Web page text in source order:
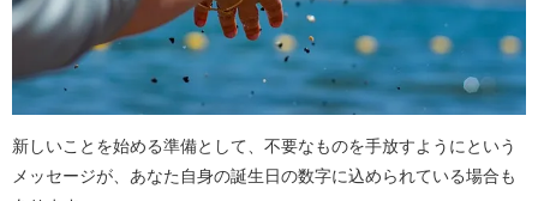
新しいことを始める準備として、不要なものを手放すようにという
メッセージが、あなた自身の誕生日の数字に込められている場合も